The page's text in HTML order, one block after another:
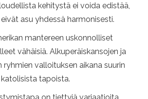
kehitystä ei voida edistää,
asu yhdessä harmonisesti.
mantereen uskonnolliset
vähäisiä. Alkuperäiskansojen ja
ryhmien valloituksen aikana suurin
tapoista.